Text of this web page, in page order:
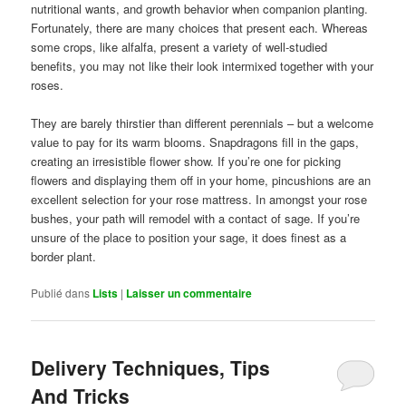
nutritional wants, and growth behavior when companion planting.
Fortunately, there are many choices that present each. Whereas
some crops, like alfalfa, present a variety of well-studied
benefits, you may not like their look intermixed together with your
roses.
They are barely thirstier than different perennials – but a welcome
value to pay for its warm blooms. Snapdragons fill in the gaps,
creating an irresistible flower show. If you’re one for picking
flowers and displaying them off in your home, pincushions are an
excellent selection for your rose mattress. In amongst your rose
bushes, your path will remodel with a contact of sage. If you’re
unsure of the place to position your sage, it does finest as a
border plant.
Publié dans Lists | Laisser un commentaire
Delivery Techniques, Tips
And Tricks